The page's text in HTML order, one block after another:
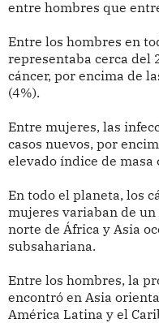
entre hombres que
Entre los hombres en
representaba cerca del
cáncer, por encima de
(4%).
Entre mujeres, las
casos nuevos, por
elevado índice de masa
En todo el planeta, los
mujeres variaban de un
norte de África y Asia
subsahariana.
Entre los hombres, la
encontró en Asia
América Latina y el